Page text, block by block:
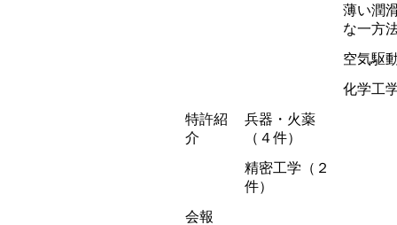
薄い潤
な一方
空気駆
化学工
特許紹
介
兵器・火薬
（４件）
精密工学（２
件）
会報